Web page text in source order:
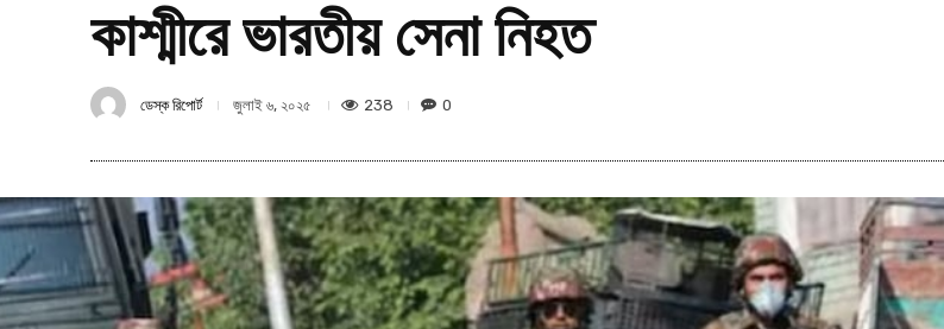
কাশ্মীরে ভারতীয় সেনা নিহত
ডেস্ক রিপোর্ট জুলাই ৬, ২০২৫ 238 0